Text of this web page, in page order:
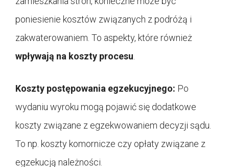
poniesienie kosztów związanych z podróżą i
zakwaterowaniem. To aspekty, które również
wpływają na koszty procesu.
Koszty postępowania egzekucyjnego: Po
wydaniu wyroku mogą pojawić się dodatkowe
koszty związane z egzekwowaniem decyzji sądu.
To np. koszty komornicze czy opłaty związane z
egzekucją należności.